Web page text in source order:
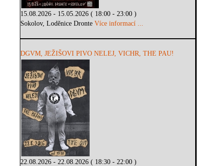
15.08.2026 - 15.05.2026 ( 18:00 - 23:00 )
Sokolov, Loděnice DronteVíce informací ...
DGVM, JEŽIŠOVI PIVO NELEJ, VICHR, THE PAU!
22.08.2026 - 22.08.2026 ( 18:30 - 22:00 )